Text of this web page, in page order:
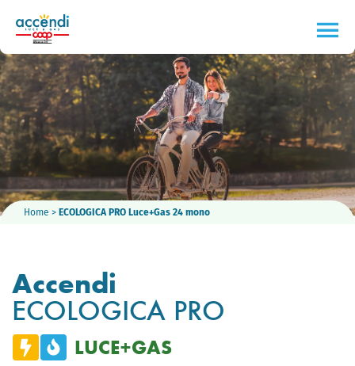
Accendi
ECOLOGICA PRO
LUCE+GAS
Home > ECOLOGICA PRO Luce+Gas 24 mono